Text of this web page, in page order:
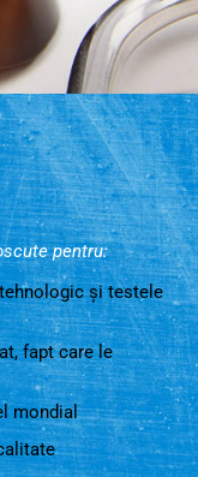
pentru:
și testele
fapt care le
mondial